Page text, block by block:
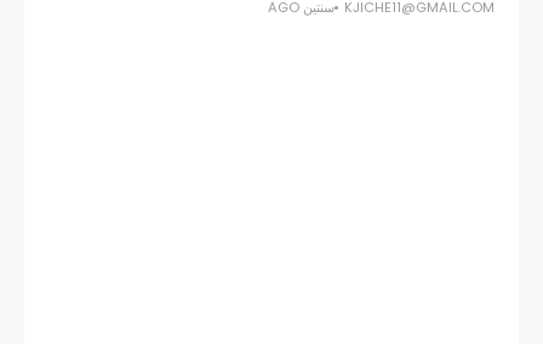
KJICHE11@GMAIL.COM سنتين AGO